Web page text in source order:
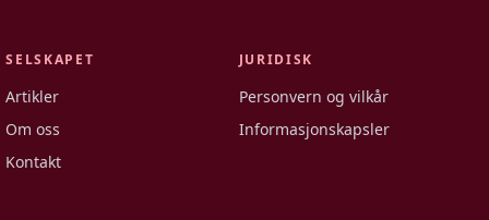
SELSKAPET
Artikler
Om oss
Kontakt
JURIDISK
Personvern og vilkår
Informasjonskapsler